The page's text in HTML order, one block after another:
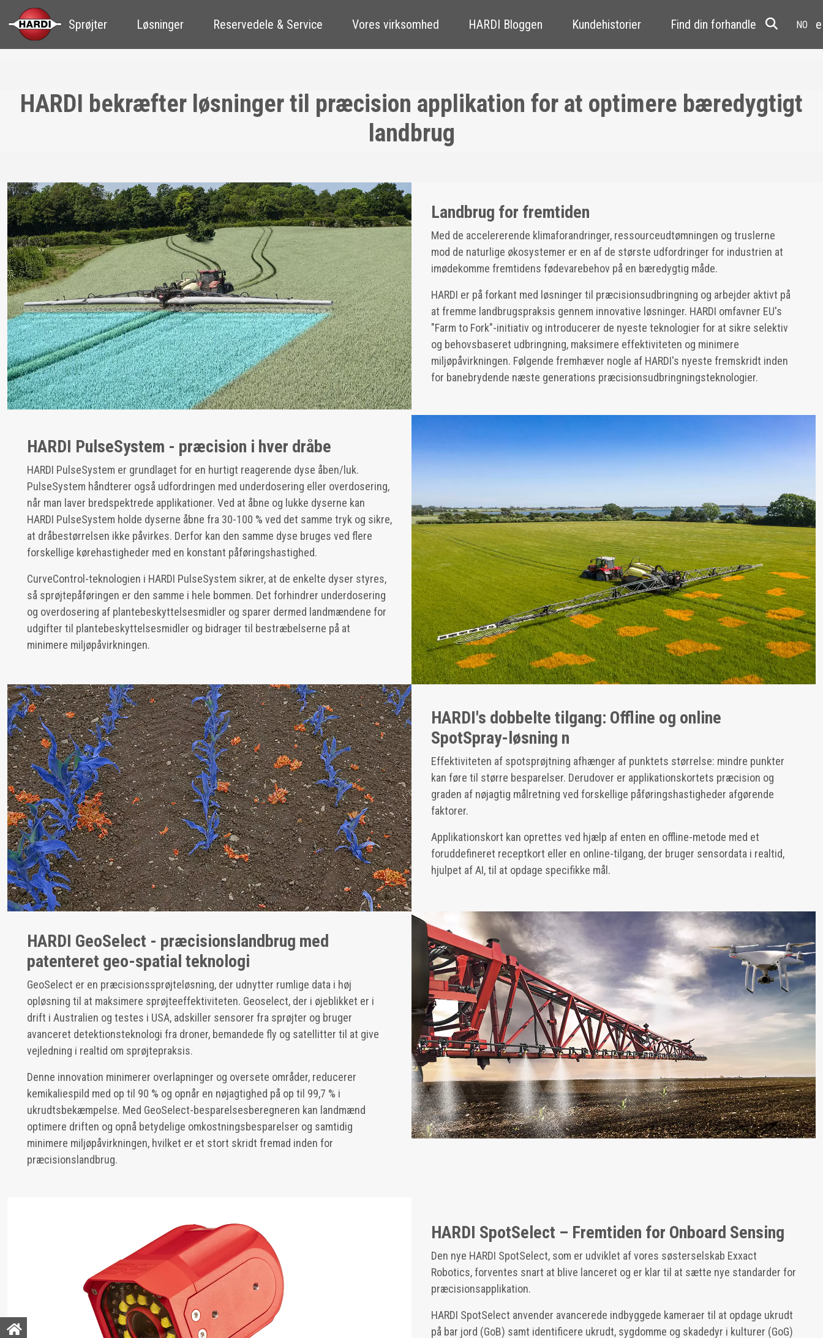
Sprøjter Løsninger Reservedele & Service Vores virksomhed HARDI Bloggen Kundehistorier Find din forhandler Resale
HARDI bekræfter løsninger til præcision applikation for at optimere bæredygtigt
landbrug
Landbrug for fremtiden
Med de accelererende klimaforandringer, ressourceudtømningen og truslerne
mod de naturlige økosystemer er en af de største udfordringer for industrien at
imødekomme fremtidens fødevarebehov på en bæredygtig måde.
HARDI er på forkant med løsninger til præcisionsudbringning og arbejder aktivt på
at fremme landbrugspraksis gennem innovative løsninger. HARDI omfavner EU's
"Farm to Fork"-initiativ og introducerer de nyeste teknologier for at sikre selektiv
og behovsbaseret udbringning, maksimere effektiviteten og minimere
miljøpåvirkningen. Følgende fremhæver nogle af HARDI's nyeste fremskridt inden
for banebrydende næste generations præcisionsudbringningsteknologier.
HARDI PulseSystem - præcision i hver dråbe
HARDI PulseSystem er grundlaget for en hurtigt reagerende dyse åben/luk.
PulseSystem håndterer også udfordringen med underdosering eller overdosering,
når man laver bredspektrede applikationer. Ved at åbne og lukke dyserne kan
HARDI PulseSystem holde dyserne åbne fra 30-100 % ved det samme tryk og sikre,
at dråbestørrelsen ikke påvirkes. Derfor kan den samme dyse bruges ved flere
forskellige kørehastigheder med en konstant påføringshastighed.
CurveControl-teknologien i HARDI PulseSystem sikrer, at de enkelte dyser styres,
så sprøjtepåføringen er den samme i hele bommen. Det forhindrer underdosering
og overdosering af plantebeskyttelsesmidler og sparer dermed landmændene for
udgifter til plantebeskyttelsesmidler og bidrager til bestræbelserne på at
minimere miljøpåvirkningen.
HARDI's dobbelte tilgang: Offline og online
SpotSpray-løsning n
Effektiviteten af spotsprøjtning afhænger af punktets størrelse: mindre punkter
kan føre til større besparelser. Derudover er applikationskortets præcision og
graden af nøjagtig målretning ved forskellige påføringshastigheder afgørende
faktorer.
Applikationskort kan oprettes ved hjælp af enten en offline-metode med et
foruddefineret receptkort eller en online-tilgang, der bruger sensordata i realtid,
hjulpet af AI, til at opdage specifikke mål.
HARDI GeoSelect - præcisionslandbrug med
patenteret geo-spatial teknologi
GeoSelect er en præcisionssprøjteløsning, der udnytter rumlige data i høj
opløsning til at maksimere sprøjteeffektiviteten. Geoselect, der i øjeblikket er i
drift i Australien og testes i USA, adskiller sensorer fra sprøjter og bruger
avanceret detektionsteknologi fra droner, bemandede fly og satellitter til at give
vejledning i realtid om sprøjtepraksis.
Denne innovation minimerer overlapninger og oversete områder, reducerer
kemikaliespild med op til 90 % og opnår en nøjagtighed på op til 99,7 % i
ukrudtsbekæmpelse. Med GeoSelect-besparelsesberegneren kan landmænd
optimere driften og opnå betydelige omkostningsbesparelser og samtidig
minimere miljøpåvirkningen, hvilket er et stort skridt fremad inden for
præcisionslandbrug.
HARDI SpotSelect – Fremtiden for Onboard Sensing
Den nye HARDI SpotSelect, som er udviklet af vores søsterselskab Exxact
Robotics, forventes snart at blive lanceret og er klar til at sætte nye standarder for
præcisionsapplikation.
HARDI SpotSelect anvender avancerede indbyggede kameraer til at opdage ukrudt
på bar jord (GoB) samt identificere ukrudt, sygdomme og skadedyr i kulturer (GoG)